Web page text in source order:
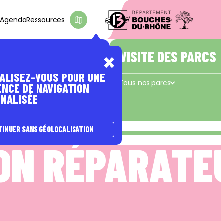
À ÊTRE ACCOMPAGNÉ(E)
Les coups de pouce du Département
Concors - Taulisson
VISITE DES PARCS
Tous nos parcs
AgendaRessources
VOUS POUR UNE
DE NAVIGATION
SANS GÉOLOCALISATION